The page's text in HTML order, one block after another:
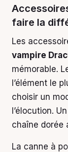
faire la
Les
vampire
mémorable.
l’élément le
choisir un
l’élocution.
chaîne dorée
La canne à